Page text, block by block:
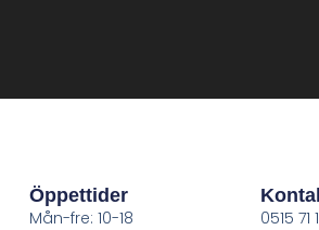
Öppettider
Mån-fre: 10-18
0515 71